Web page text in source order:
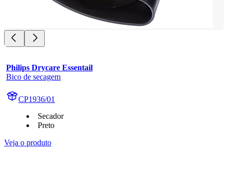
Philips Drycare Essentail
Bico de secagem
CP1936/01
Secador
Preto
Veja o produto